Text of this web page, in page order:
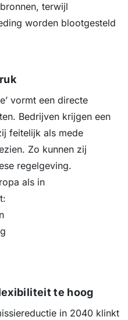
terwijl
worden blootgesteld
vormt een directe
Bedrijven krijgen een
feitelijk als mede
Zo kunnen zij
regelgeving.
als in
te hoog
in 2040 klinkt